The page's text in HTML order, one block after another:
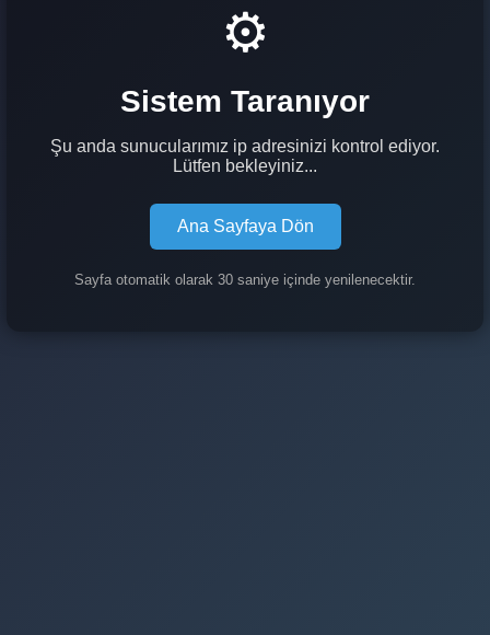
⚙️
Sistem Taranıyor
Şu anda sunucularımız ip adresinizi kontrol ediyor.
Lütfen bekleyiniz...
Ana Sayfaya Dön
Sayfa otomatik olarak 30 saniye içinde yenilenecektir.